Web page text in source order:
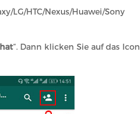
LG/HTC/Nexus/Huawei/Sony
“. Dann klicken Sie auf das Icon